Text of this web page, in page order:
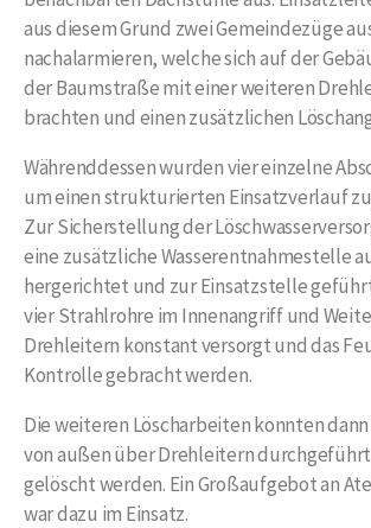
aus diesem Grund zwei Gemeindezüge
nachalarmieren, welche sich auf der
der Baumstraße mit einer weiteren
brachten und einen zusätzlichen
Währenddessen wurden vier einzelne
um einen strukturierten Einsatzverlauf
Zur Sicherstellung der
eine zusätzliche Wasserentnahmestelle
hergerichtet und zur Einsatzstelle
vier Strahlrohre im Innenangriff und
Drehleitern konstant versorgt und das
Kontrolle gebracht werden.
Die weiteren Löscharbeiten konnten dann
von außen über Drehleitern
gelöscht werden. Ein Großaufgebot an
war dazu im Einsatz.